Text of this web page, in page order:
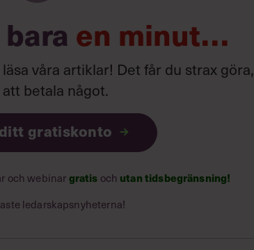
en minut…
våra artiklar! Det får du strax göra,
betala något.
gratiskonto
och webinargratis och utan tidsbegränsning!
ledarskapsnyheterna!